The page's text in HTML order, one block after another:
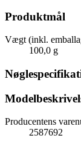
Produktmål
Vægt (inkl.
100,0 g
Producentens
2587692